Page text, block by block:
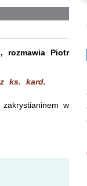
rozmawia Piotr
ks. kard.
w